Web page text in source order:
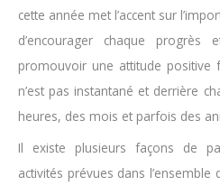
cette année met l’accent sur
d’encourager chaque
promouvoir une attitude positive
n’est pas instantané et derrière
heures, des mois et parfois des
Il existe plusieurs façons de
activités prévues dans